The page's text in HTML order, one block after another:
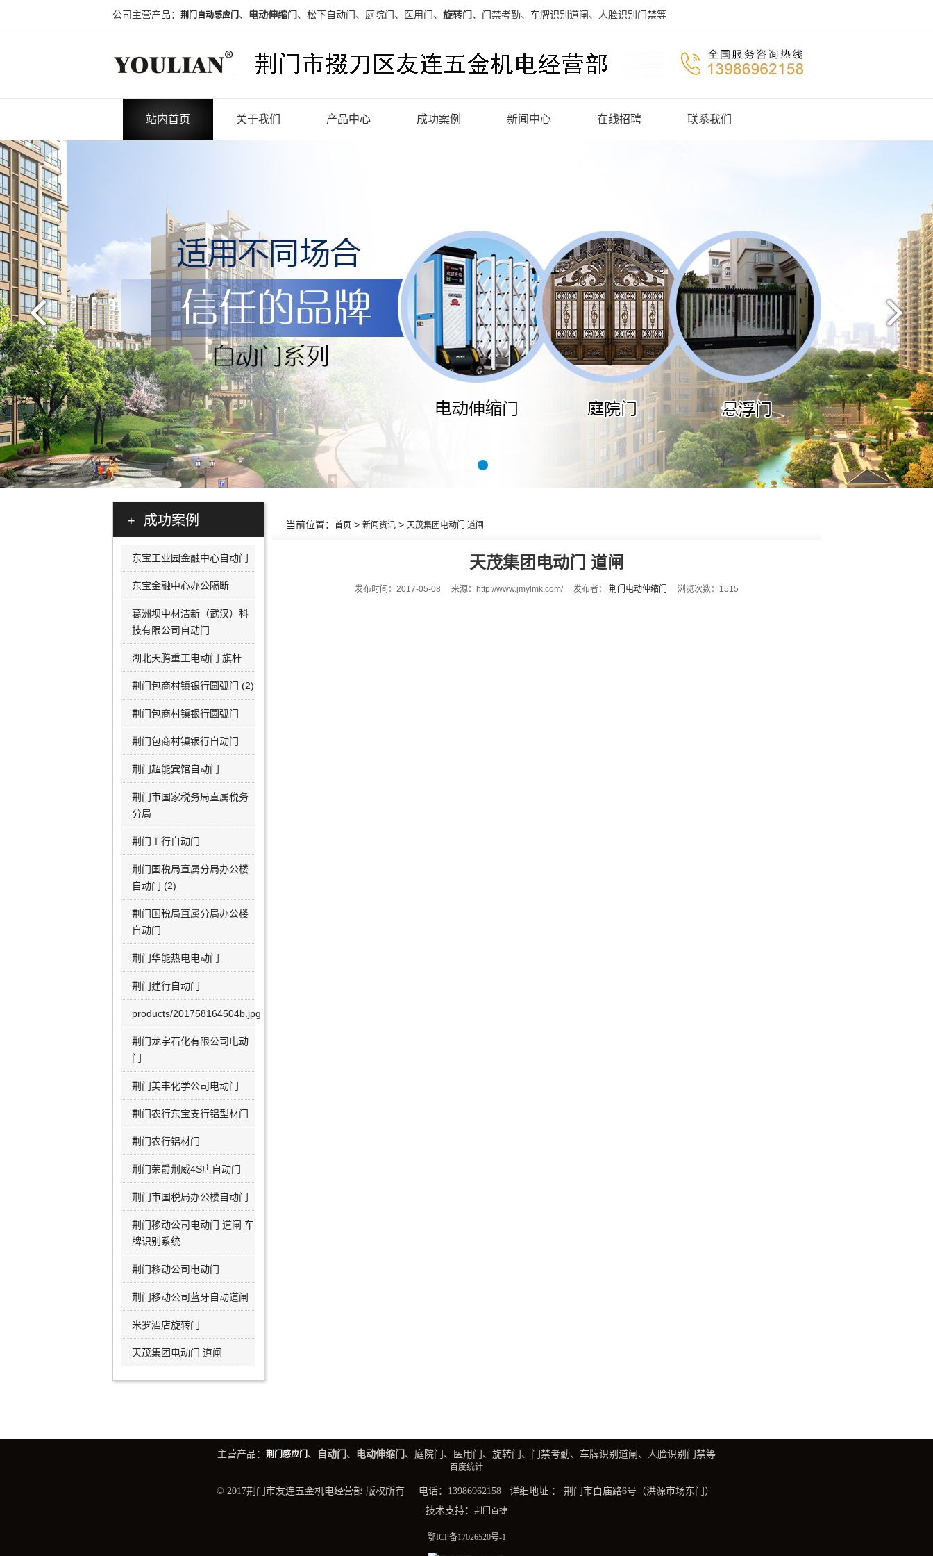
公司主营产品： 荆门自动感应门 、 电动伸缩门、松下自动门、庭院门、医用门、 旋转门、门禁考勤、车牌识别道闸、人脸识别门禁等
站内首页 关于我们 产品中心 成功案例 新闻中心 在线招聘 联系我们
+ 成功案例
东宝工业园金融中心自动门
东宝金融中心办公隔断
葛洲坝中材洁新（武汉）科
技有限公司自动门
湖北天腾重工电动门 旗杆
荆门包商村镇银行圆弧门 (2)
荆门包商村镇银行圆弧门
荆门包商村镇银行自动门
荆门超能宾馆自动门
荆门市国家税务局直属税务
分局
荆门工行自动门
荆门国税局直属分局办公楼
自动门 (2)
荆门国税局直属分局办公楼
自动门
荆门华能热电电动门
荆门建行自动门
products/201758164504b.jpg
荆门龙宇石化有限公司电动
门
荆门美丰化学公司电动门
荆门农行东宝支行铝型材门
荆门农行铝材门
荆门荣爵荆威4S店自动门
荆门市国税局办公楼自动门
荆门移动公司电动门 道闸 车
牌识别系统
荆门移动公司电动门
荆门移动公司蓝牙自动道闸
米罗酒店旋转门
天茂集团电动门 道闸
当前位置： 首页 > 新闻资讯 > 天茂集团电动门 道闸
天茂集团电动门 道闸
发布时间：2017-05-08 来源：http://www.jmylmk.com/ 发布者： 荆门电动伸缩门 浏览次数：1515
主营产品： 荆门感应门 、 自动门、 电动伸缩门、庭院门、医用门、旋转门、门禁考勤、车牌识别道闸、人脸识别门禁等
百度统计
© 2017荆门市友连五金机电经营部 版权所有 电话：13986962158 详细地址 ： 荆门市白庙路6号（洪源市场东门）
技术支持： 荆门百捷
鄂ICP备17026520号-1